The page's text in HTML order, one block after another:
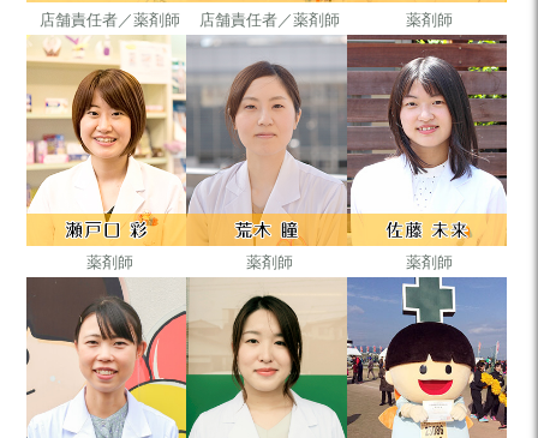
店舗責任者／薬剤師 店舗責任者／薬剤師 薬剤師
薬剤師 薬剤師 薬剤師